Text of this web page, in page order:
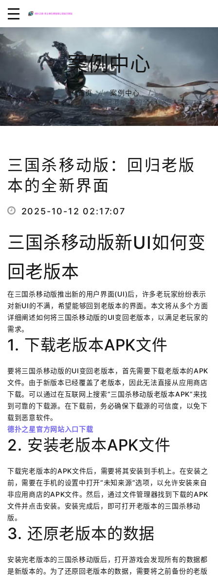
案例中心
首页
案例中心
三国杀移动版：回归老版本的全新界面
三国杀移动版：回归老版
本的全新界面
2025-10-12 02:17:07
三国杀移动版新UI如何变
回老版本
在三国杀移动版推出新的用户界面(UI)后，许多老玩家纷纷表示
对新UI的不满，希望能够回到老版本的界面。本文将从多个方面
详细阐述如何将三国杀移动版的UI变回老版本，以满足老玩家的
需求。
1. 下载老版本APK文件
要将三国杀移动版的UI变回老版本，首先需要下载老版本的APK
文件。由于新版本已经覆盖了老版本，因此无法直接从应用商店
下载。可以通过在互联网上搜索“三国杀移动版老版本APK”来找
到可靠的下载源。在下载前，务必确保下载源的可信度，以免下
载到恶意软件。
德扑之星官方网站入口下载
2. 安装老版本APK文件
下载完老版本的APK文件后，需要将其安装到手机上。在安装之
前，需要在手机的设置中打开“未知来源”选项，以允许安装来自
非应用商店的APK文件。然后，通过文件管理器找到下载的APK
文件并点击安装。安装完成后，即可打开老版本的三国杀移动
版。
3. 还原老版本的数据
安装完老版本的三国杀移动版后，打开游戏会发现所有的数据都
是新版本的。为了还原回老版本的数据，需要将之前备份的老版